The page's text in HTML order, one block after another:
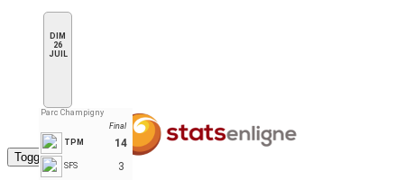
DIM
26
JUIL
Parc Champigny
Final
TPM
14
SFS 3
Toggle navigation